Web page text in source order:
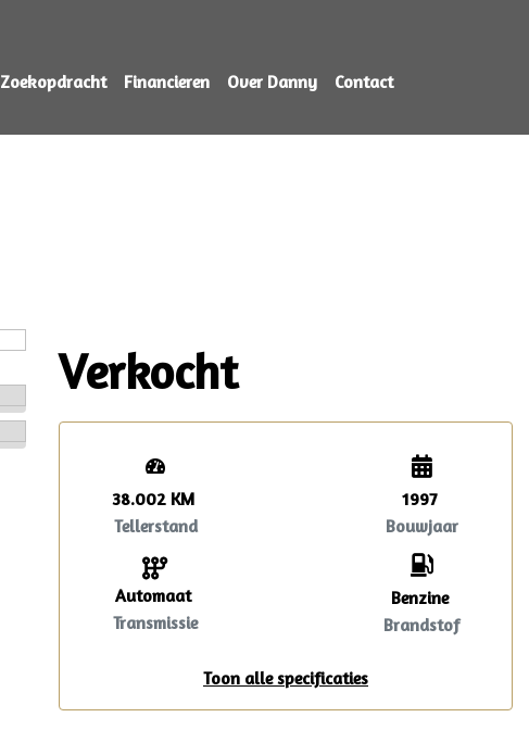
Zoekopdracht Financieren Over Danny Contact
Verkocht
38.002 KM
Tellerstand
Automaat
Transmissie
1997
Bouwjaar
Benzine
Brandstof
Toon alle specificaties